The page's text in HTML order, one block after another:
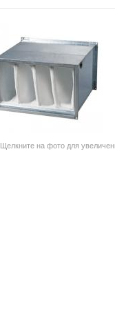
Щелкните на фото для